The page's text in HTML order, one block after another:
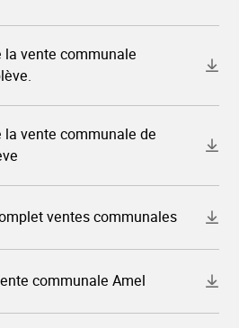
la vente communale
la vente communale de
ventes communales
communale Amel